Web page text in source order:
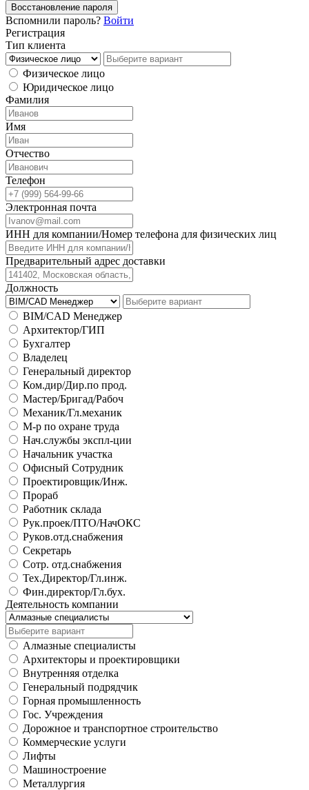
Восстановление пароля
Вспомнили пароль? Войти
Регистрация
Тип клиента
Физическое лицо
Юридическое лицо
Фамилия
Имя
Отчество
Телефон
Электронная почта
ИНН для компании/Номер телефона для физических лиц
Предварительный адрес доставки
Должность
BIM/CAD Менеджер
Архитектор/ГИП
Бухгалтер
Владелец
Генеральный директор
Ком.дир/Дир.по прод.
Мастер/Бригад/Рабоч
Механик/Гл.механик
М-р по охране труда
Нач.службы экспл-ции
Начальник участка
Офисный Сотрудник
Проектировщик/Инж.
Прораб
Работник склада
Рук.проек/ПТО/НачОКС
Руков.отд.снабжения
Секретарь
Сотр. отд.снабжения
Тех.Директор/Гл.инж.
Фин.директор/Гл.бух.
Деятельность компании
Алмазные специалисты
Архитекторы и проектировщики
Внутренняя отделка
Генеральный подрядчик
Горная промышленность
Гос. Учреждения
Дорожное и транспортное строительство
Коммерческие услуги
Лифты
Машиностроение
Металлургия